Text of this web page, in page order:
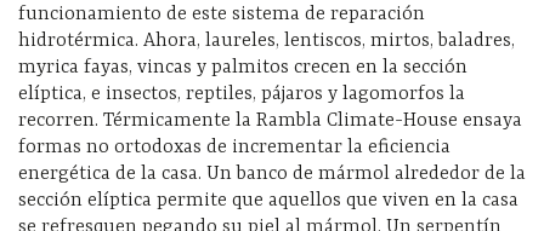
funcionamiento de este sistema de reparación
hidrotérmica. Ahora, laureles, lentiscos, mirtos, baladres,
myrica fayas, vincas y palmitos crecen en la sección
elíptica, e insectos, reptiles, pájaros y lagomorfos la
recorren. Térmicamente la Rambla Climate-House ensaya
formas no ortodoxas de incrementar la eficiencia
energética de la casa. Un banco de mármol alrededor de la
sección elíptica permite que aquellos que viven en la casa